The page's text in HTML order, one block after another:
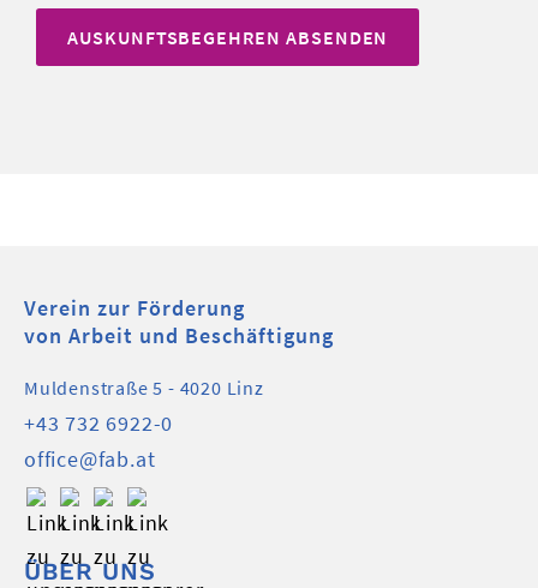
AUSKUNFTSBEGEHREN ABSENDEN
Verein zur Förderung
von Arbeit und Beschäftigung
Muldenstraße 5 - 4020 Linz
+43 732 6922-0
office@fab.at
ÜBER UNS